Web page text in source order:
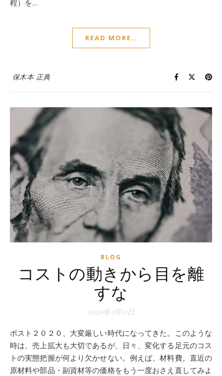
程）を…
READ MORE..
保木本 正典
BLOG
コストの動きから目を離
すな
2020年2月11日
ポスト２０２０、大変厳しい時代になってきた。このような
時は、売上拡大も大切であるが、日々、変化する足元のコス
トの実態把握が何より欠かせない。例えば、材料費。直近の
原材料や部品・副資材等の価格をもう一度おさえ直してみよ